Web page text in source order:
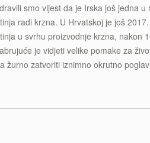
smo vijest da je Irska još jedna
radi krzna. U Hrvatskoj je još
u svrhu proizvodnje krzna, nakon
je vidjeti velike pomake za
žurno zatvoriti iznimno okrutno